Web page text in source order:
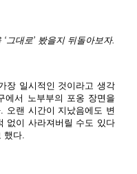
그대로’ 봤을지 뒤돌아보자.
장 일시적인 것이라고 생각
에서 노부부의 포옹 장면을
오랜 시간이 지났음에도 변
없이 사라져버릴 수도 있다
다.